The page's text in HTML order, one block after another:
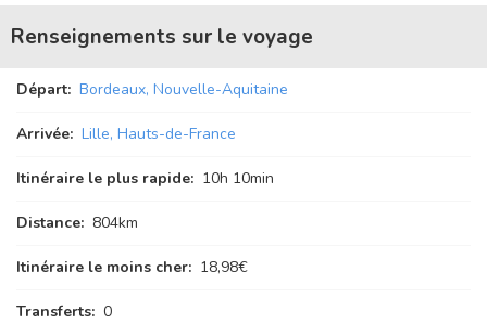
Renseignements sur le voyage
Départ: Bordeaux, Nouvelle-Aquitaine
Arrivée: Lille, Hauts-de-France
Itinéraire le plus rapide: 10h 10min
Distance: 804km
Itinéraire le moins cher: 18,98€
Transferts: 0